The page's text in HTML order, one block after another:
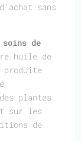
sans
soins de
huile de
plantes.
sur les
de